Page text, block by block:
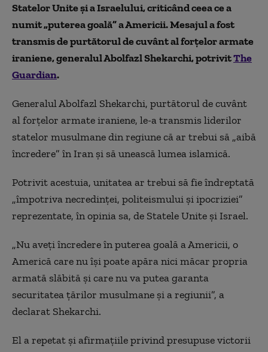
Statelor Unite și a Israelului, criticând ceea ce a
numit „puterea goală” a Americii. Mesajul a fost
transmis de purtătorul de cuvânt al forțelor armate
iraniene, generalul Abolfazl Shekarchi, potrivitThe
Guardian.
Generalul Abolfazl Shekarchi, purtătorul de cuvânt
al forțelor armate iraniene, le-a transmis liderilor
statelor musulmane din regiune că ar trebui să „aibă
încredere” în Iran și să unească lumea islamică.
Potrivit acestuia, unitatea ar trebui să fie îndreptată
„împotriva necredinței, politeismului și ipocriziei”
reprezentate, în opinia sa, de Statele Unite și Israel.
„Nu aveți încredere în puterea goală a Americii, o
Americă care nu își poate apăra nici măcar propria
armată slăbită și care nu va putea garanta
securitatea țărilor musulmane și a regiunii”, a
declarat Shekarchi.
El a repetat și afirmațiile privind presupuse victorii